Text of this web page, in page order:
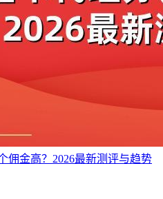
佣金高？2026最新测评与趋势